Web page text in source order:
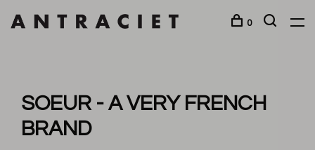
0
SOEUR - A VERY FRENCH
BRAND